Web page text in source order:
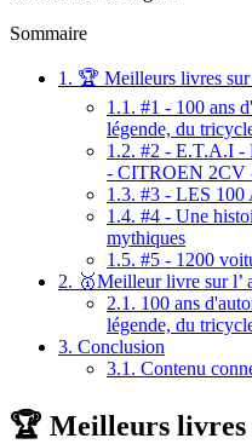
Sommaire
1. 🏆 Meilleurs livres sur
1.1. #1 - 100 ans
légende, du
1.2. #2 - E.T.A.I -
- CITROEN 2CV
1.3. #3 - LES
1.4. #4 - Une
mythiques
1.5. #5 - 1200
2. 🥇Meilleur livre sur l’
2.1. 100 ans
légende, du
3. Conclusion
3.1. Contenu
🏆 Meilleurs livres